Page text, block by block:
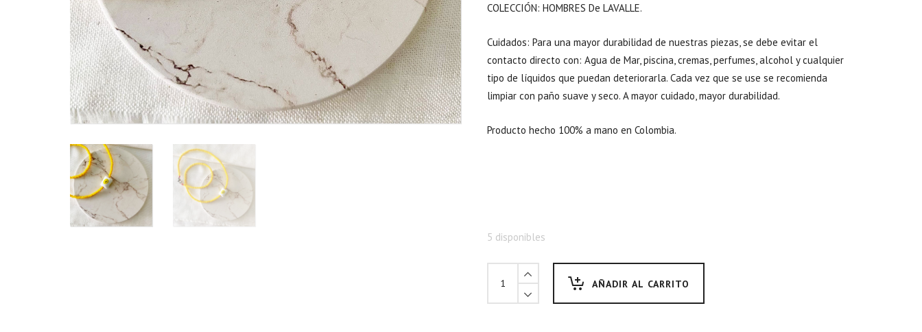
COLECCIÓN: HOMBRES De LAVALLE.
Cuidados: Para una mayor durabilidad de nuestras piezas, se debe evitar el
contacto directo con: Agua de Mar, piscina, cremas, perfumes, alcohol y cualquier
tipo de líquidos que puedan deteriorarla. Cada vez que se use se recomienda
limpiar con paño suave y seco. A mayor cuidado, mayor durabilidad.
Producto hecho 100% a mano en Colombia.
5 disponibles
AÑADIR AL CARRITO